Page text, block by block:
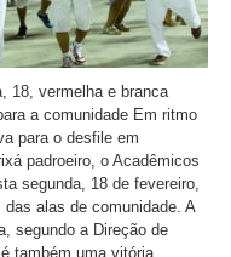
18, vermelha e branca
a comunidade Em ritmo
para o desfile em
padroeiro, o Acadêmicos
segunda, 18 de fevereiro,
alas de comunidade. A
segundo a Direção de
também uma vitória, ...